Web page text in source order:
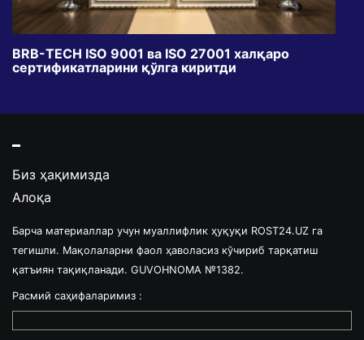
BRB-TECH ISO 9001 ва ISO 27001 халқаро
сертификатларини қўлга киритди
Биз ҳақимизда
Алоқа
Барча материаллар учун муаллифлик ҳуқуқи ROST24.UZ га
тегишли. Мақолаларни фаол ҳаволасиз кўчириб тарқатиш
қатъиян тақиқланади. GUVOHNOMA №1382.
Расмий саҳифаларимиз :